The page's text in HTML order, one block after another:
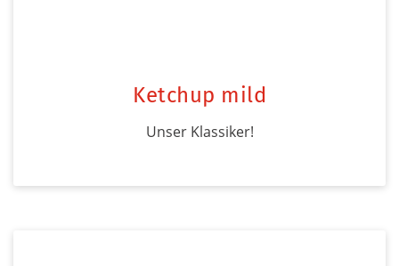
Ketchup mild
Unser Klassiker!